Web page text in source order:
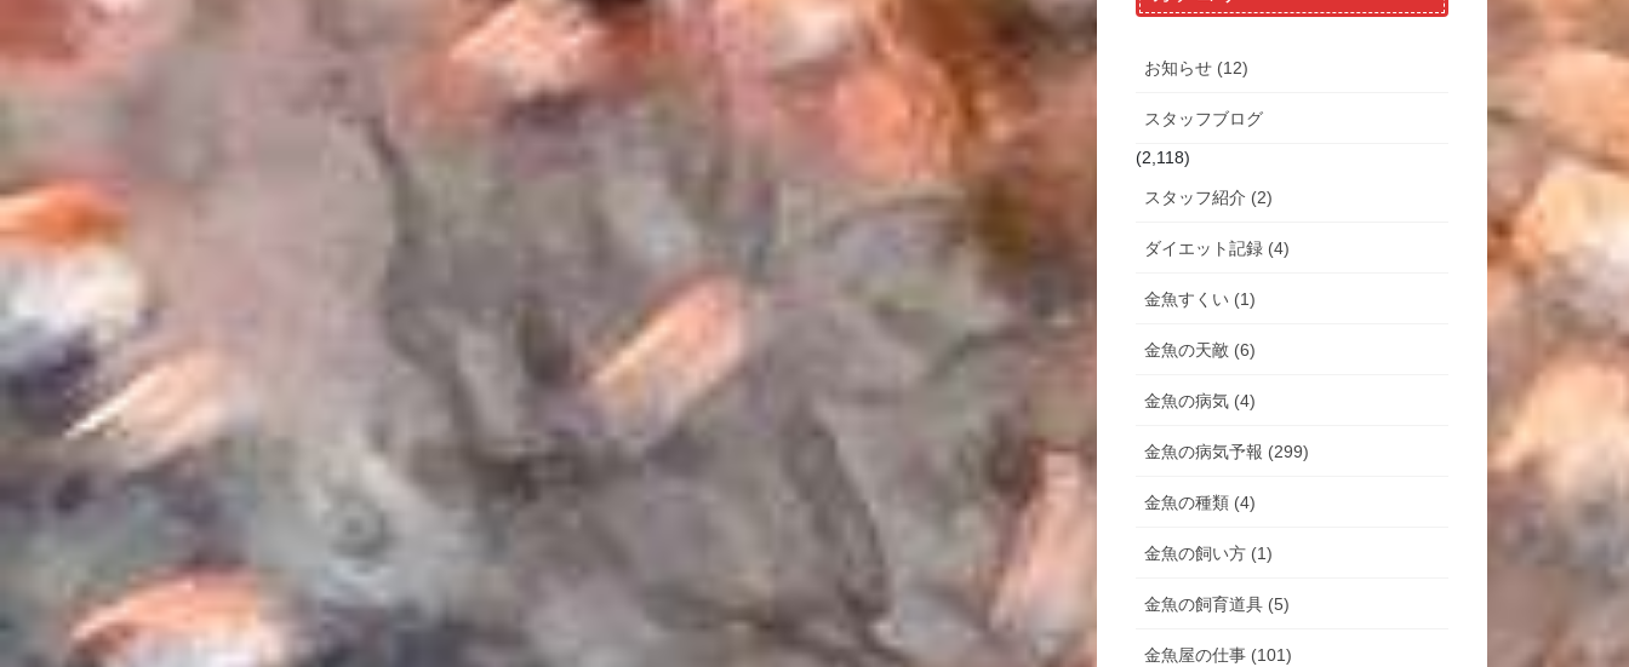
お知らせ (12)
スタッフブログ
(2,118)
スタッフ紹介 (2)
ダイエット記録 (4)
金魚すくい (1)
金魚の天敵 (6)
金魚の病気 (4)
金魚の病気予報 (299)
金魚の種類 (4)
金魚の飼い方 (1)
金魚の飼育道具 (5)
金魚屋の仕事 (101)